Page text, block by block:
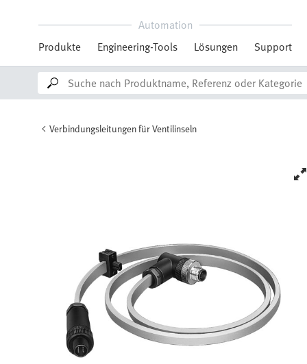
Automation
Produkte
Engineering-Tools Lösungen Support
Verbindungsleitungen für Ventilinseln